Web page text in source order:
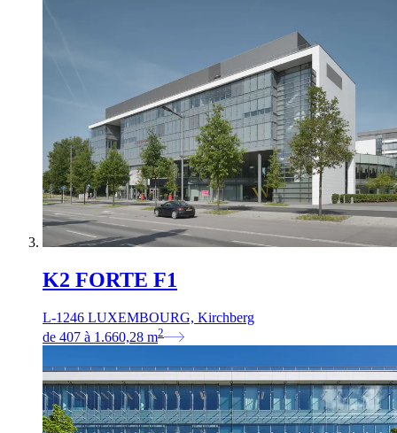
K2 FORTE F1
L-1246 LUXEMBOURG, Kirchberg
de 407 à 1.660,28 m2